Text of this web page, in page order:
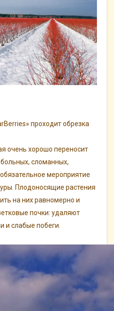
проходит обрезка
очень хорошо переносит
сломанных,
мероприятие
Плодоносящие растения
на них равномерно и
почки: удаляют
и слабые побеги.